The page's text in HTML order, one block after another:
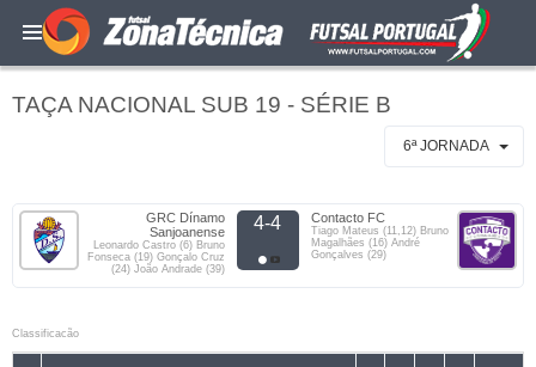
TAÇA NACIONAL SUB 19 - SÉRIE B
6ª JORNADA
GRC Dínamo
Sanjoanense
Leonardo Castro (6) Bruno
Fonseca (19) Gonçalo Cruz
(24) João Andrade (39)
4-4 Contacto FC
Tiago Mateus (11,12) Bruno
Magalhães (16) André
Gonçalves (29)
Classificacão